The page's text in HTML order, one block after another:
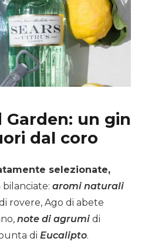
Garden: un gin
dal coro
selezionate,
aromi naturali
rovere, Ago di abete
note di agrumi di
di Eucalipto.